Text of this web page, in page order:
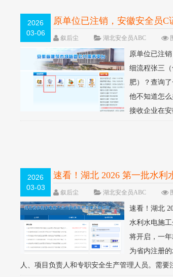
2026
03-06
原单位已注销，安徽安全员C
叙后尘 湖北安全员ABC
原单位已注
细流程张三
肥）？查询
他不知道怎
接收企业在
2026
03-03
速看！湖北 2026 第一批水利
叙后尘 湖北安全员ABC
速看！湖北
水利水电施
将开启，一
为省内注册
人、项目负责人和专职安全生产管理人员。需